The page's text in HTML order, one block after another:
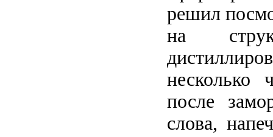
решил
на
несколько
после
слова,